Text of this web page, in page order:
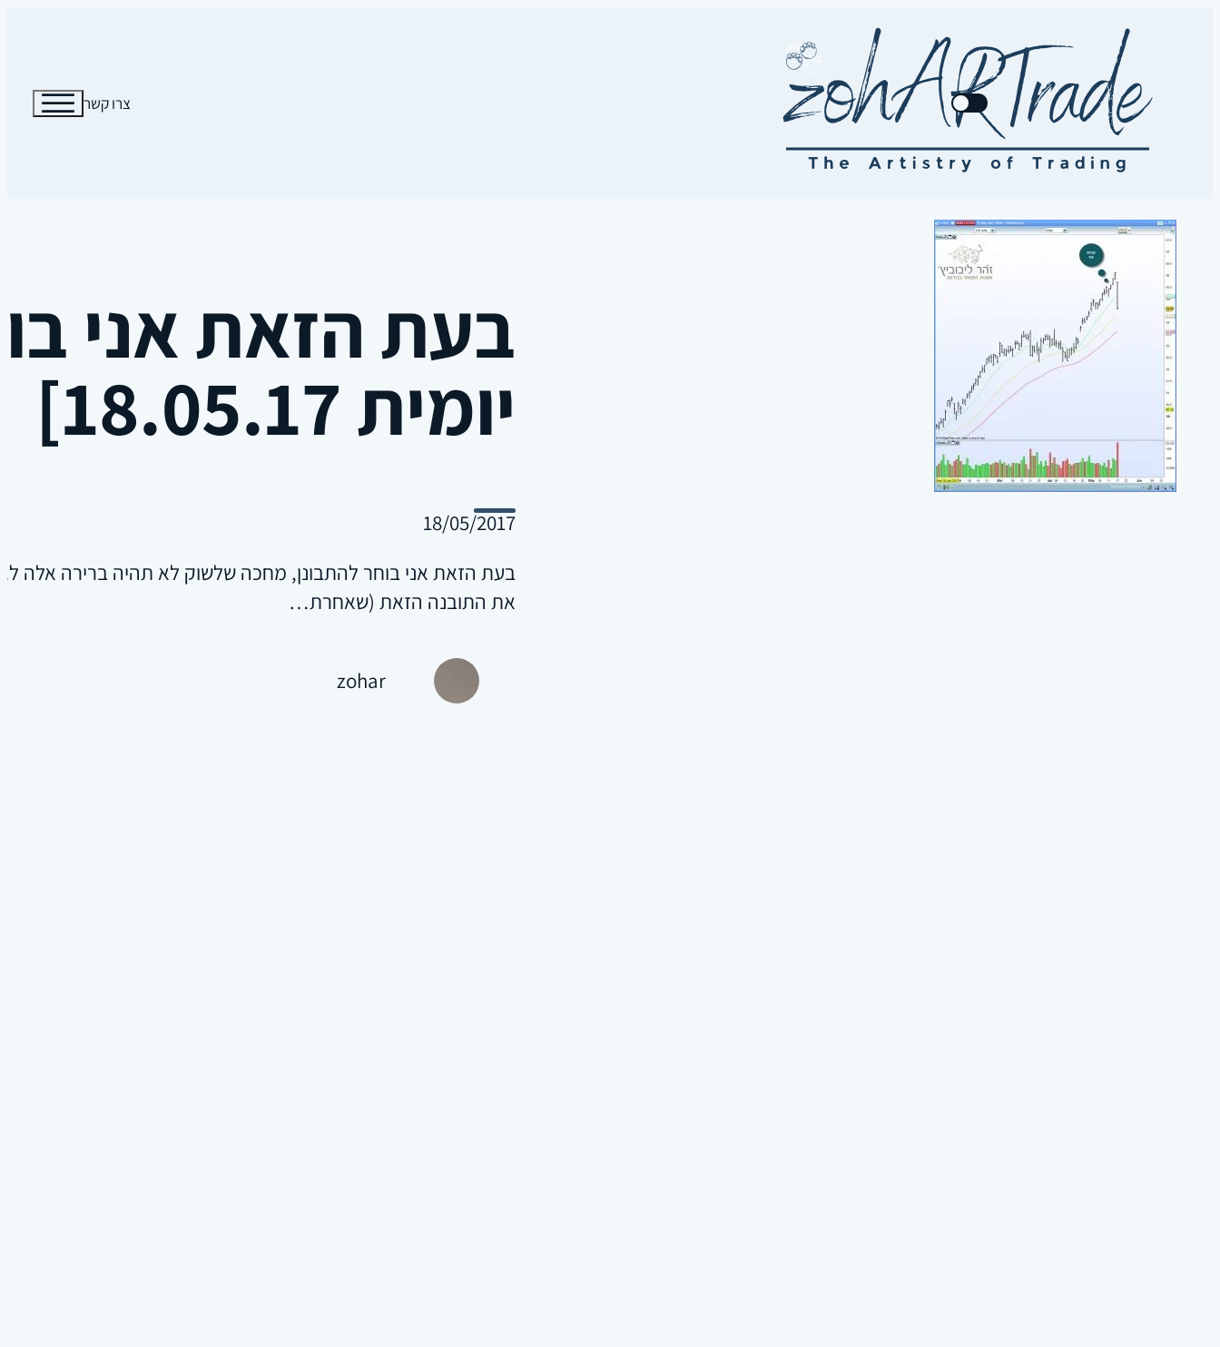
צרו קשר
בעת הזאת אני
יומית 18.05.17]
18/05/2017
בעת הזאת אני בוחר להתבונן, מחכה שלשוק לא תהיה ברירה אלה
את התובנה הזאת (שאחרת…
zohar